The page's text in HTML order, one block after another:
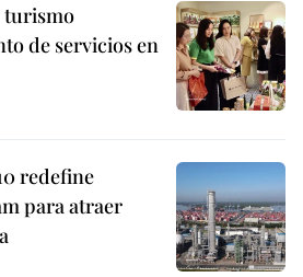
turismo
de servicios en
redefine
para atraer